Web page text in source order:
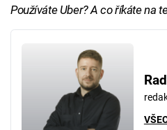
Používáte Uber? A co říkáte na